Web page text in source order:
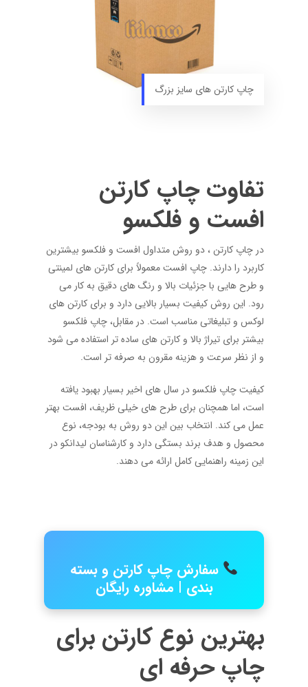
چاپ کارتن های سایز بزرگ
تفاوت چاپ کارتن
افست و فلکسو
در چاپ کارتن ، دو روش متداول افست و فلکسو بیشترین
کاربرد را دارند. چاپ افست معمولاً برای کارتن های لمینتی
و طرح هایی با جزئیات بالا و رنگ های دقیق به کار می
رود. این روش کیفیت بسیار بالایی دارد و برای کارتن های
لوکس و تبلیغاتی مناسب است. در مقابل، چاپ فلکسو
بیشتر برای تیراژ بالا و کارتن های ساده تر استفاده می شود
و از نظر سرعت و هزینه مقرون به صرفه تر است.
کیفیت چاپ فلکسو در سال های اخیر بسیار بهبود یافته
است، اما همچنان برای طرح های خیلی ظریف، افست بهتر
عمل می کند. انتخاب بین این دو روش به بودجه، نوع
محصول و هدف برند بستگی دارد و کارشناسان لیدانکو در
این زمینه راهنمایی کامل ارائه می دهند.
سفارش چاپ کارتن و بسته
بندی | مشاوره رایگان
بهترین نوع کارتن برای
چاپ حرفه ای